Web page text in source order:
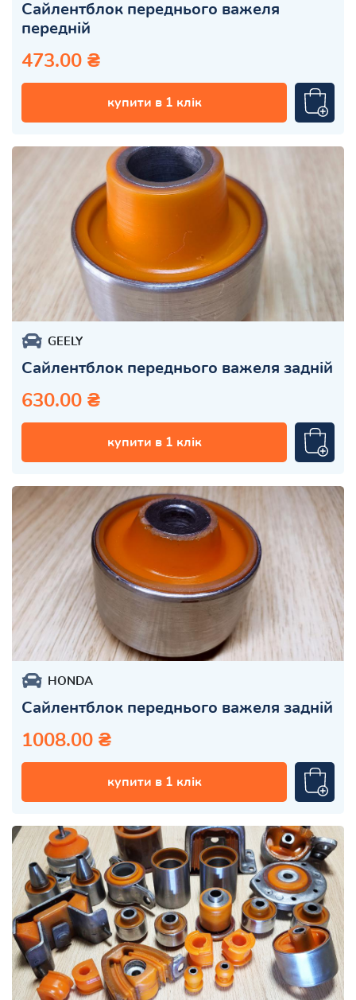
Сайлентблок переднього важеля
передній
473.00 ₴
купити в 1 клік
GEELY
Сайлентблок переднього важеля задній
630.00 ₴
купити в 1 клік
HONDA
Сайлентблок переднього важеля задній
1008.00 ₴
купити в 1 клік